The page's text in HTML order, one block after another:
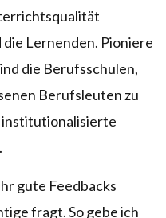
Lernenden. Pioniere
die Berufsschulen,
Berufsleuten zu
institutionalisierte
gute Feedbacks
fragt. So gebe ich